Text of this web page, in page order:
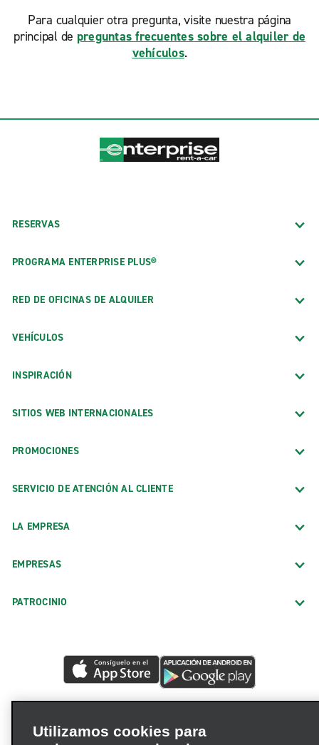
Para cualquier otra pregunta, visite nuestra página
principal de preguntas frecuentes sobre el alquiler de
vehículos.
RESERVAS
PROGRAMA ENTERPRISE PLUS®
RED DE OFICINAS DE ALQUILER
VEHÍCULOS
INSPIRACIÓN
SITIOS WEB INTERNACIONALES
PROMOCIONES
SERVICIO DE ATENCIÓN AL CLIENTE
LA EMPRESA
EMPRESAS
PATROCINIO
Utilizamos cookies para